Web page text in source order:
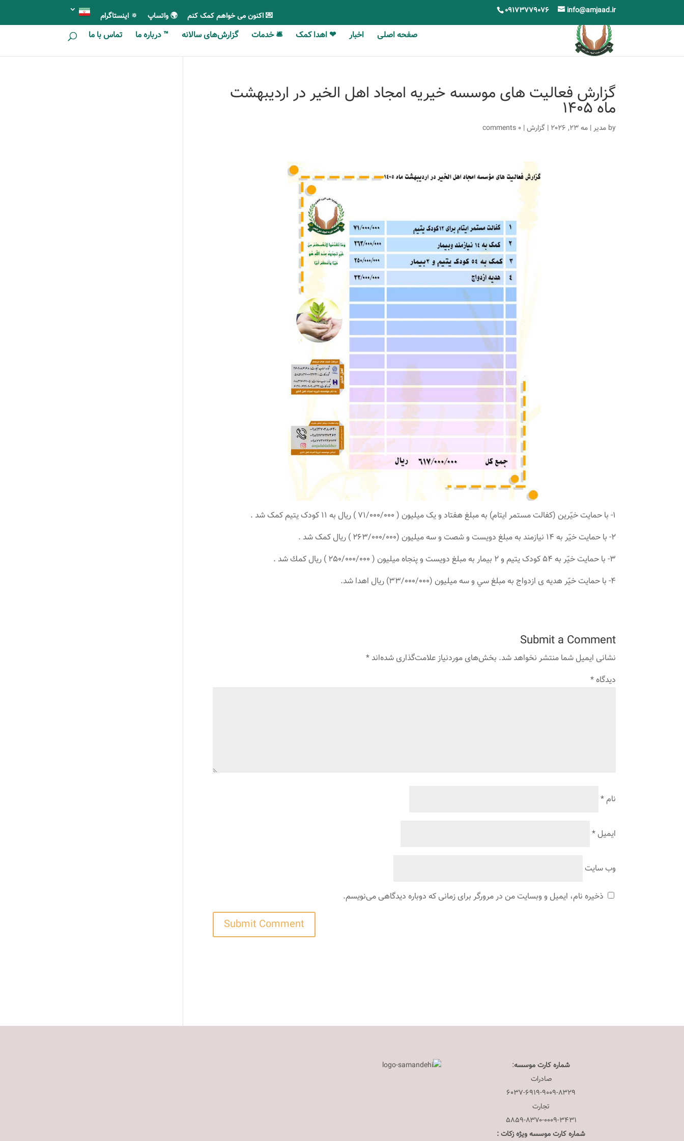
09173779076 info@amjaad.ir 💌 اکنون می خواهم کمک کنم 🌍 واتساپ 🔅 اینستاگرام
صفحه اصلی اخبار ❤ اهدا کمک 🛎 خدمات گزارش‎‎‌های سالانه ™ درباره ما تماس با ما
گزارش فعالیت های موسسه خیریه امجاد اهل الخیر در اردیبهشت
ماه 1405
by مدیر|مه 23, 2026 | گزارش|
0 comments
1- با حمایت خیّرین (کفالت مستمر ایتام) به مبلغ هفتاد و یک میلیون ( 71/000/000 ) ریال به 11 کودک یتیم کمک شد .
2- با حمایت خیّر به 14 نیازمند به مبلغ دویست و شصت و سه میلیون (263/000/000 ) ریال کمک شد .
3- با حمایت خیّر به 54 کودک یتیم و 2 بیمار به مبلغ دویست و پنجاه میلیون ( 250/000/000 ) ریال كمك شد .
4- با حمایت خیّر هديه ی ازدواج به مبلغ سي و سه میلیون (33/000/000) ريال اهدا شد.
Submit a Comment
نشانی ایمیل شما منتشر نخواهد شد. بخش‌های موردنیاز علامت‌گذاری شده‌اند*
دیدگاه*
نام*
ایمیل*
وب‌ سایت
ذخیره نام، ایمیل و وبسایت من در مرورگر برای زمانی که دوباره دیدگاهی می‌نویسم.
شماره کارت موسسه:
صادرات
۶۰۳۷-۶۹۱۹-۹۰۰۹-۸۳۲۹
تجارت
۵۸۵۹-۸۳۷۰-۰۰۰۹-۳۴۳۱
شماره کارت موسسه ویژه زکات :